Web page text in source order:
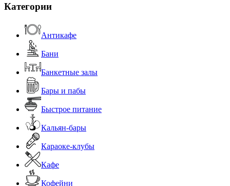
Категории
Антикафе
Бани
Банкетные залы
Бары и пабы
Быстрое питание
Кальян-бары
Караоке-клубы
Кафе
Кофейни